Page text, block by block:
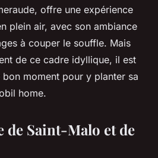
2 min de lectureoffre une expérience
plein air, avec son ambiance
à couper le souffle. Mais
de ce cadre idyllique, il est
moment pour y planter sa
home.
de Saint-Malo et de